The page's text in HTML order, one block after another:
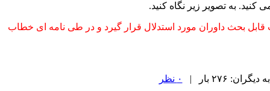
به تصویر زیر نگاه کنید.
بحث داوران مورد استدلال قرار گیرد و در طی نامه ای خطاب
۲۷۶ بار | ۰ نظر